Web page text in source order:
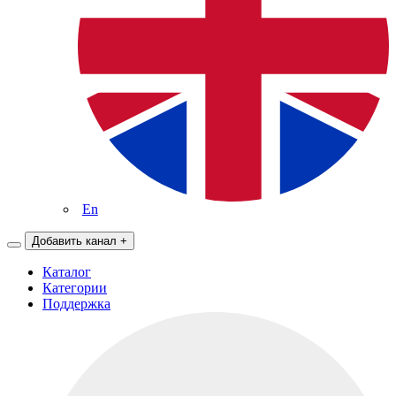
En
Добавить канал +
Каталог
Категории
Поддержка